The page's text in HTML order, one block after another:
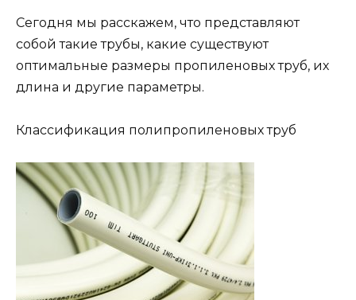
Сегодня мы расскажем, что представляют
собой такие трубы, какие существуют
оптимальные размеры пропиленовых труб, их
длина и другие параметры.
Классификация полипропиленовых труб